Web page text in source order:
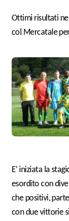
Ottimi risultati nell’avvio di stagione. Scuola Calcio: fusione
col Mercatale
E’ iniziata la
esordito con
che positivi,
con due vittorie